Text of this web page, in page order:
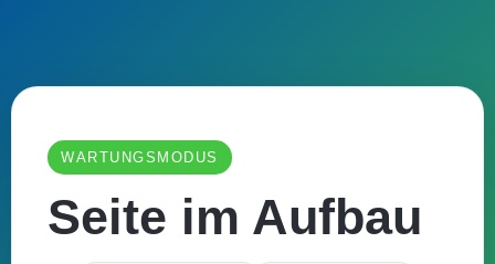
WARTUNGSMODUS
Seite im Aufbau